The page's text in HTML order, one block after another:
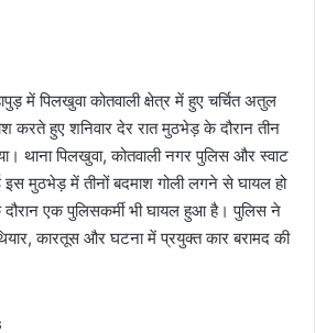
में पिलखुवा कोतवाली क्षेत्र में हुए चर्चित अतुल
करते हुए शनिवार देर रात मुठभेड़ के दौरान तीन
थाना पिलखुवा, कोतवाली नगर पुलिस और स्वाट
इस मुठभेड़ में तीनों बदमाश गोली लगने से घायल हो
दौरान एक पुलिसकर्मी भी घायल हुआ है। पुलिस ने
कारतूस और घटना में प्रयुक्त कार बरामद की